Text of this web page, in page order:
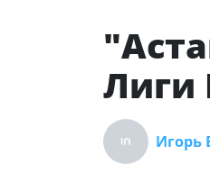
Лиги
Игорь